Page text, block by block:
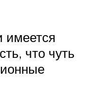
имеется
что чуть